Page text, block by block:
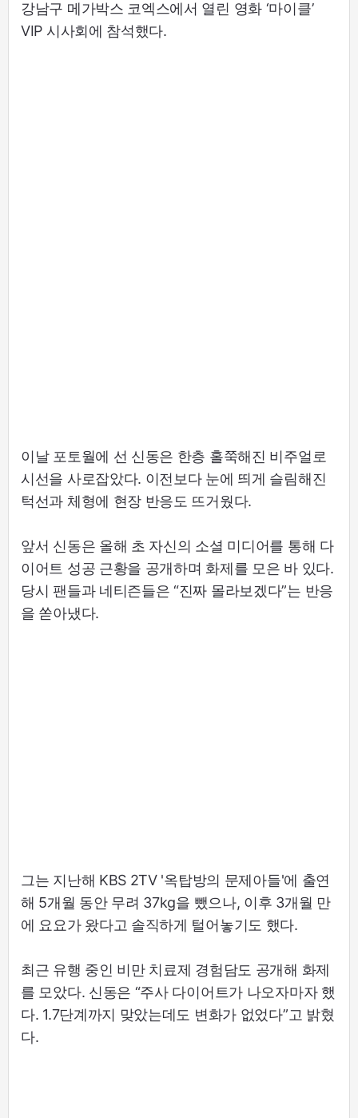
강남구 메가박스 코엑스에서 열린 영화 ‘마이클’
VIP 시사회에 참석했다.
이날 포토월에 선 신동은 한층 홀쭉해진 비주얼로
시선을 사로잡았다. 이전보다 눈에 띄게 슬림해진
턱선과 체형에 현장 반응도 뜨거웠다.
앞서 신동은 올해 초 자신의 소셜 미디어를 통해 다
이어트 성공 근황을 공개하며 화제를 모은 바 있다.
당시 팬들과 네티즌들은 “진짜 몰라보겠다”는 반응
을 쏟아냈다.
그는 지난해 KBS 2TV '옥탑방의 문제아들'에 출연
해 5개월 동안 무려 37kg을 뺐으나, 이후 3개월 만
에 요요가 왔다고 솔직하게 털어놓기도 했다.
최근 유행 중인 비만 치료제 경험담도 공개해 화제
를 모았다. 신동은 “주사 다이어트가 나오자마자 했
다. 1.7단계까지 맞았는데도 변화가 없었다”고 밝혔
다.